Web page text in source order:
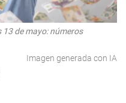
13 de mayo: números
Imagen generada con IA